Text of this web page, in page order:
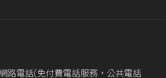
路電話(免付費電話服務，公共電話